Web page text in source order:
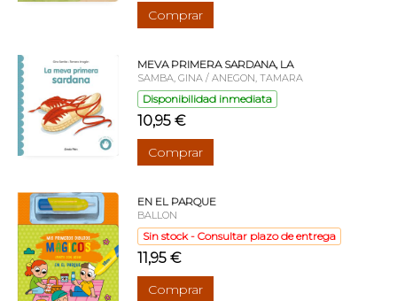
Comprar
MEVA PRIMERA SARDANA, LA
SAMBA, GINA / ANEGON, TAMARA
Disponibilidad inmediata
10,95 €
Comprar
EN EL PARQUE
BALLON
Sin stock - Consultar plazo de entrega
11,95 €
Comprar